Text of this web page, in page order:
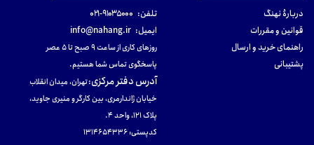
دربارهٔ نهنگ
قوانین و مقررات
راهنمای خرید و ارسال
پشتیبانی
تلفن: ۹۱۰۳۵۰۰۰-۰۲۱
ایمیل: info@nahang.ir
روزهای کاری از ساعت ۹ صبح تا ۵ عصر
پاسخگوی تماس شما هستیم.
آدرس دفتر مرکزی:تهران، میدان انقلاب
خیابان ژاندارمری، بین کارگر و منیری جاوید،
پلاک 121، واحد ۴.
کدپستی: 131465433۶